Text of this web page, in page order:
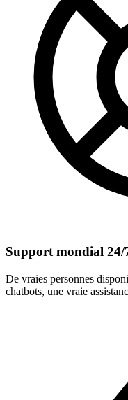
Support mondial 24/
De vraies personnes
chatbots, une vraie